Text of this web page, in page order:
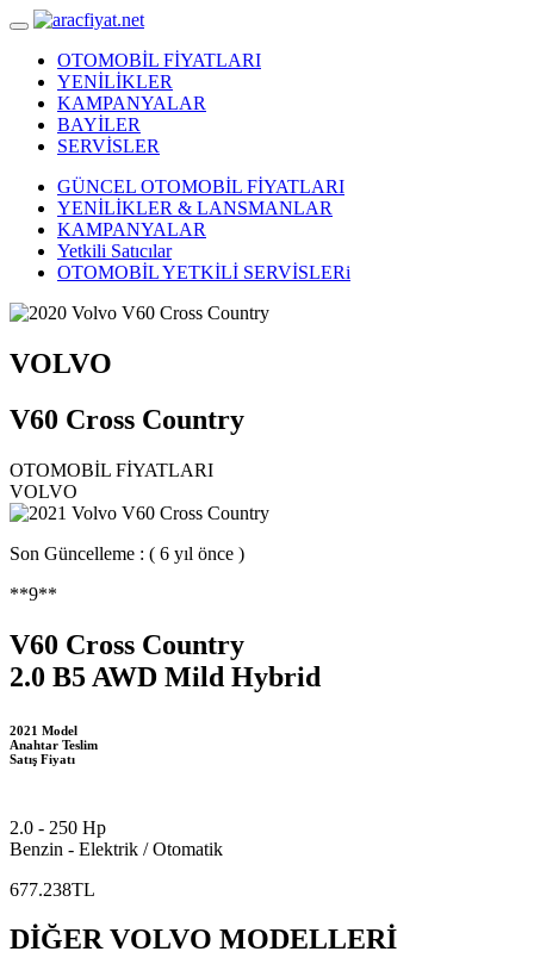
OTOMOBİL FİYATLARI
YENİLİKLER
KAMPANYALAR
BAYİLER
SERVİSLER
GÜNCEL OTOMOBİL FİYATLARI
YENİLİKLER & LANSMANLAR
KAMPANYALAR
Yetkili Satıcılar
OTOMOBİL YETKİLİ SERVİSLERi
VOLVO
V60 Cross Country
OTOMOBİL FİYATLARI
VOLVO
Son Güncelleme : ( 6 yıl önce )
**9**
V60 Cross Country
2.0 B5 AWD Mild Hybrid
2021 Model
Anahtar Teslim
Satış Fiyatı
2.0 - 250 Hp
Benzin - Elektrik / Otomatik
677.238TL
DİĞER VOLVO MODELLERİ